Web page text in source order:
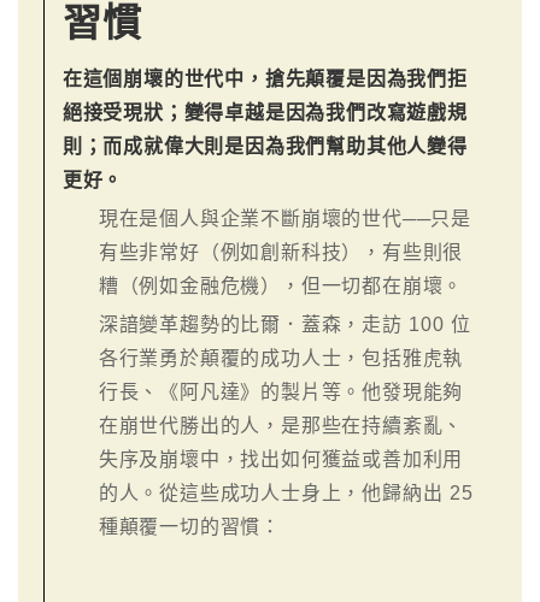
習慣
在這個崩壞的世代中，搶先顛覆是因為我們拒
絕接受現狀；變得卓越是因為我們改寫遊戲規
則；而成就偉大則是因為我們幫助其他人變得
更好。
現在是個人與企業不斷崩壞的世代──只是
有些非常好（例如創新科技），有些則很
糟（例如金融危機），但一切都在崩壞。
深諳變革趨勢的比爾．蓋森，走訪 100 位
各行業勇於顛覆的成功人士，包括雅虎執
行長、《阿凡達》的製片等。他發現能夠
在崩世代勝出的人，是那些在持續紊亂、
失序及崩壞中，找出如何獲益或善加利用
的人。從這些成功人士身上，他歸納出 25
種顛覆一切的習慣：